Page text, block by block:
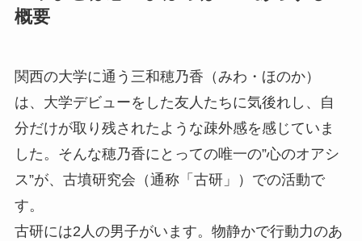
概要
関西の大学に通う三和穂乃香（みわ・ほのか）
は、大学デビューをした友人たちに気後れし、自
分だけが取り残されたような疎外感を感じていま
した。そんな穂乃香にとっての唯一の”心のオアシ
ス”が、古墳研究会（通称「古研」）での活動で
す。
古研には2人の男子がいます。物静かで行動力のあ